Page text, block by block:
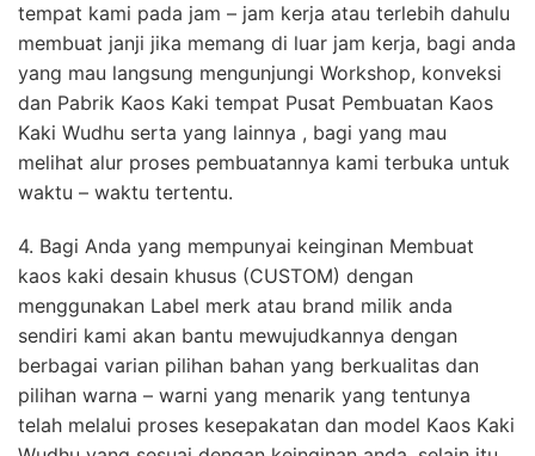
tempat kami pada jam – jam kerja atau terlebih dahulu
membuat janji jika memang di luar jam kerja, bagi anda
yang mau langsung mengunjungi Workshop, konveksi
dan Pabrik Kaos Kaki tempat Pusat Pembuatan Kaos
Kaki Wudhu serta yang lainnya , bagi yang mau
melihat alur proses pembuatannya kami terbuka untuk
waktu – waktu tertentu.
4. Bagi Anda yang mempunyai keinginan Membuat
kaos kaki desain khusus (CUSTOM) dengan
menggunakan Label merk atau brand milik anda
sendiri kami akan bantu mewujudkannya dengan
berbagai varian pilihan bahan yang berkualitas dan
pilihan warna – warni yang menarik yang tentunya
telah melalui proses kesepakatan dan model Kaos Kaki